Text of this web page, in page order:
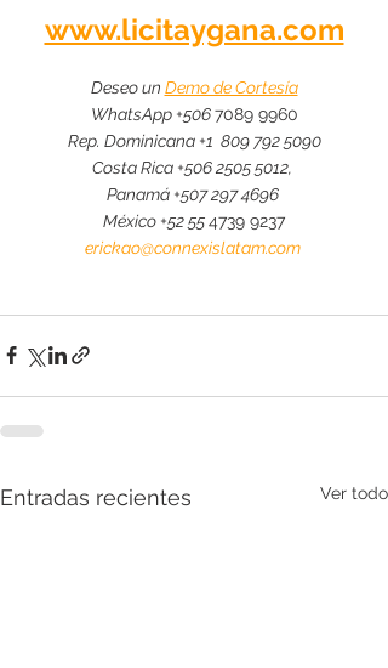
www.licitaygana.com
Deseo un Demo de Cortesía
WhatsApp +506 7089 9960
Rep. Dominicana +1  809 792 5090
Costa Rica +506 2505 5012,
Panamá +507 297 4696
México +52 55 4739 9237
erickao@connexislatam.com
Entradas recientes Ver todo